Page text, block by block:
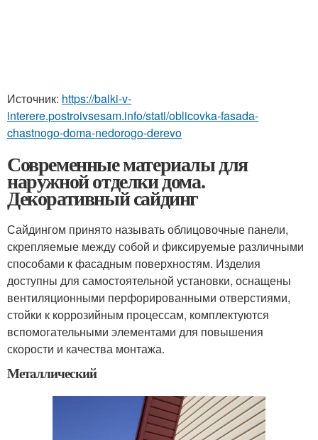
Источник: https://balki-v-
interere.postroivsesam.info/stati/oblicovka-fasada-
chastnogo-doma-nedorogo-derevo
Современные материалы для
наружной отделки дома.
Декоративный сайдинг
Сайдингом принято называть облицовочные панели,
скрепляемые между собой и фиксируемые различными
способами к фасадным поверхностям. Изделия
доступны для самостоятельной установки, оснащены
вентиляционными перфорированными отверстиями,
стойки к коррозийным процессам, комплектуются
вспомогательными элементами для повышения
скорости и качества монтажа.
Металлический